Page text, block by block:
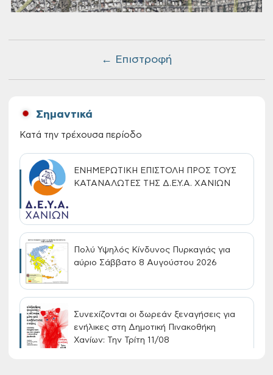
← Επιστροφή
Σημαντικά
Κατά την τρέχουσα περίοδο
ΕΝΗΜΕΡΩΤΙΚΗ ΕΠΙΣΤΟΛΗ ΠΡΟΣ ΤΟΥΣ
ΚΑΤΑΝΑΛΩΤΕΣ ΤΗΣ Δ.Ε.Υ.Α. ΧΑΝΙΩΝ
Πολύ Υψηλός Κίνδυνος Πυρκαγιάς για
αύριο Σάββατο 8 Αυγούστου 2026
Συνεχίζονται οι δωρεάν ξεναγήσεις για
ενήλικες στη Δημοτική Πινακοθήκη
Χανίων: Την Τρίτη 11/08